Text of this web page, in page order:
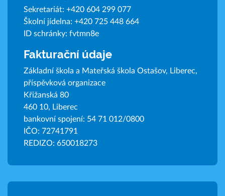
Sekretariát: +420 604 299 077
Školní jídelna: +420 725 448 664
ID schránky: fvtmn8e
Fakturační údaje
Základní škola a Mateřská škola Ostašov, Liberec,
příspěvková organizace
Křižanská 80
460 10, Liberec
bankovní spojení: 54 71 012/0800
IČO: 72741791
REDIZO: 650018273